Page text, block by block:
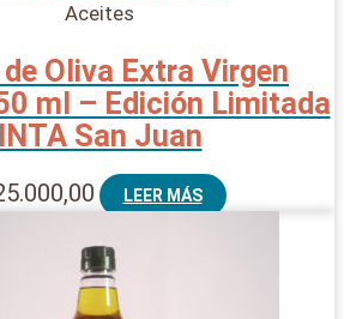
Aceites
Oliva Extra Virgen
ml – Edición Limitada
INTA San Juan
LEER MÁS